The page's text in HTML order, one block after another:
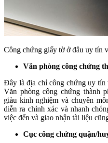
Công chứng giấy tờ ở đâu uy tín
Văn phòng công chứng
Đây là địa chỉ công chứng uy tín
Văn phòng công chứng thành
giàu kinh nghiệm và chuyên
diễn ra chính xác và nhanh
việc đến và giao nhận tài liệu
Cục công chứng quận/